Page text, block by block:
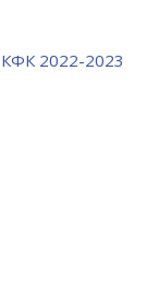
КФК 2022-2023